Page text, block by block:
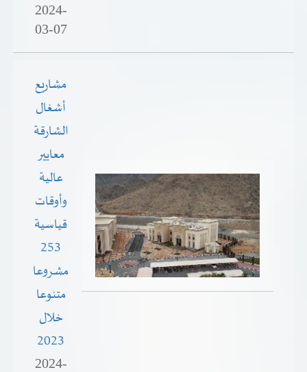
2024-
03-07
مشاريع
أشغال
الشارقة
معايير
عالية
وأوقات
قياسية
253
مشروعا
متنوعا
خلال
2023
2024-